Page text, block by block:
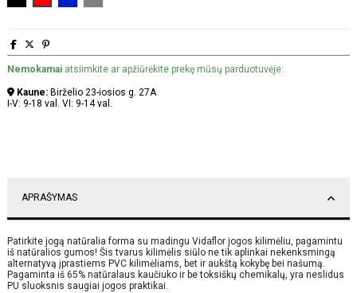
Nemokamai atsiimkite ar apžiūrėkite prekę mūsų parduotuvėje:
Kaune: Birželio 23-iosios g. 27A
I-V: 9-18 val. VI: 9-14 val.
APRAŠYMAS
Patirkite jogą natūralia forma su madingu Vidaflor jogos kilimėliu, pagamintu
iš natūralios gumos! Šis tvarus kilimėlis siūlo ne tik aplinkai nekenksmingą
alternatyvą įprastiems PVC kilimėliams, bet ir aukštą kokybę bei našumą.
Pagaminta iš 65% natūralaus kaučiuko ir be toksiškų chemikalų, yra neslidus
PU sluoksnis saugiai jogos praktikai.